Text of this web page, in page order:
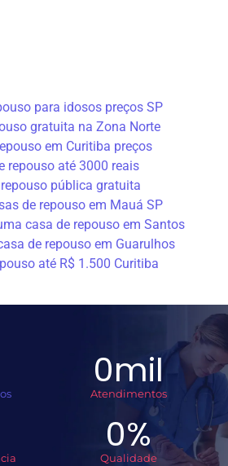
para idosos preços SP
gratuita na Zona Norte
em Curitiba preços
repouso até 3000 reais
pública gratuita
de repouso em Mauá SP
casa de repouso em Santos
de repouso em Guarulhos
até R$ 1.500 Curitiba
Atendimentos
0mil
Qualidade
0%